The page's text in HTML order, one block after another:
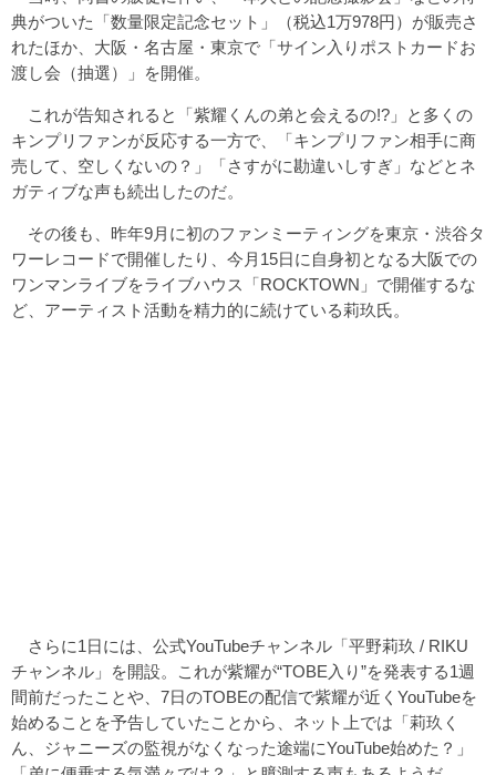
典がついた「数量限定記念セット」（税込1万978円）が販売さ
れたほか、大阪・名古屋・東京で「サイン入りポストカードお
渡し会（抽選）」を開催。
これが告知されると「紫耀くんの弟と会えるの!?」と多くの
キンプリファンが反応する一方で、「キンプリファン相手に商
売して、空しくないの？」「さすがに勘違いしすぎ」などとネ
ガティブな声も続出したのだ。
その後も、昨年9月に初のファンミーティングを東京・渋谷タ
ワーレコードで開催したり、今月15日に自身初となる大阪での
ワンマンライブをライブハウス「ROCKTOWN」で開催するな
ど、アーティスト活動を精力的に続けている莉玖氏。
さらに1日には、公式YouTubeチャンネル「平野莉玖 / RIKU
チャンネル」を開設。これが紫耀が“TOBE入り”を発表する1週
間前だったことや、7日のTOBEの配信で紫耀が近くYouTubeを
始めることを予告していたことから、ネット上では「莉玖く
ん、ジャニーズの監視がなくなった途端にYouTube始めた？」